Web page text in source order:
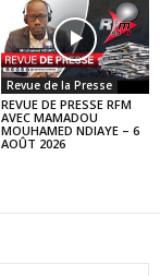
Revue de la Presse
REVUE DE PRESSE RFM
AVEC MAMADOU
MOUHAMED NDIAYE – 6
AOÛT 2026